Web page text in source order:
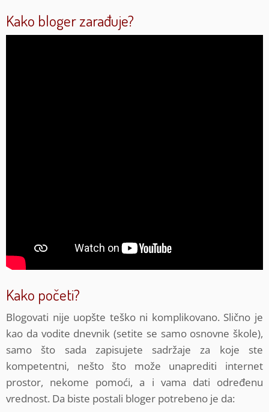
Kako bloger zarađuje?
Kako početi?
Blogovati nije uopšte teško ni komplikovano. Slično je
kao da vodite dnevnik (setite se samo osnovne škole),
samo što sada zapisujete sadržaje za koje ste
kompetentni, nešto što može unaprediti internet
prostor, nekome pomoći, a i vama dati određenu
vrednost. Da biste postali bloger potrebeno je da: